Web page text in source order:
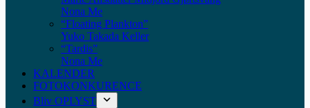
Nona Me
“Floating Plankton​”
Yuko Takada Keller
“Tardis”
Nona Me
KALENDER
FOTOKONKURENCE
Bliv OPLYST